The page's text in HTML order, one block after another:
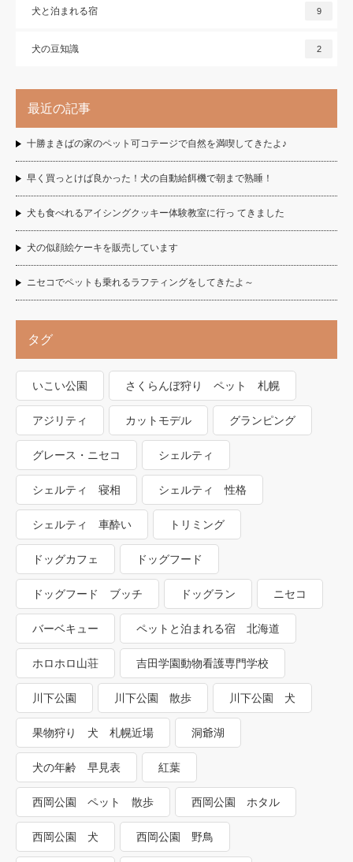
犬と泊まれる宿 9
犬の豆知識 2
最近の記事
十勝まきばの家のペット可コテージで自然を満喫してきたよ♪
早く買っとけば良かった！犬の自動給餌機で朝まで熟睡！
犬も食べれるアイシングクッキー体験教室に行っ てきました
犬の似顔絵ケーキを販売しています
ニセコでペットも乗れるラフティングをしてきたよ～
タグ
いこい公園 さくらんぼ狩り ペット 札幌
アジリティ カットモデル グランピング
グレース・ニセコ シェルティ
シェルティ 寝相 シェルティ 性格
シェルティ 車酔い トリミング
ドッグカフェ ドッグフード
ドッグフード ブッチ ドッグラン ニセコ
バーベキュー ペットと泊まれる宿 北海道
ホロホロ山荘 吉田学園動物看護専門学校
川下公園 川下公園 散歩 川下公園 犬
果物狩り 犬 札幌近場 洞爺湖
犬の年齢 早見表 紅葉
西岡公園 ペット 散歩 西岡公園 ホタル
西岡公園 犬 西岡公園 野鳥